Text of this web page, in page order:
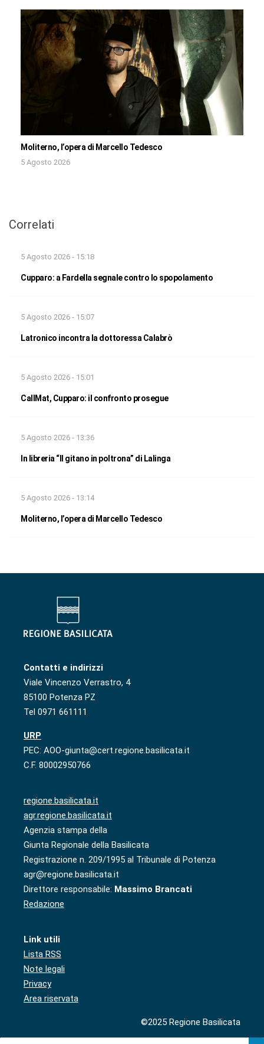
Moliterno, l’opera di Marcello Tedesco
5 Agosto 2026
Correlati
5 Agosto 2026 - 15:18
Cupparo: a Fardella segnale contro lo spopolamento
5 Agosto 2026 - 15:07
Latronico incontra la dottoressa Calabrò
5 Agosto 2026 - 15:01
CallMat, Cupparo: il confronto prosegue
5 Agosto 2026 - 13:36
In libreria “Il gitano in poltrona” di Lalinga
5 Agosto 2026 - 13:14
Moliterno, l’opera di Marcello Tedesco
Contatti e indirizzi
Viale Vincenzo Verrastro, 4
85100 Potenza PZ
Tel 0971 661111
URP
PEC: AOO-giunta@cert.regione.basilicata.it
C.F. 80002950766
regione.basilicata.it
agr.regione.basilicata.it
Agenzia stampa della
Giunta Regionale della Basilicata
Registrazione n. 209/1995 al Tribunale di Potenza
agr@regione.basilicata.it
Direttore responsabile: Massimo Brancati
Redazione
Link utili
Lista RSS
Note legali
Privacy
Area riservata
©2025 Regione Basilicata